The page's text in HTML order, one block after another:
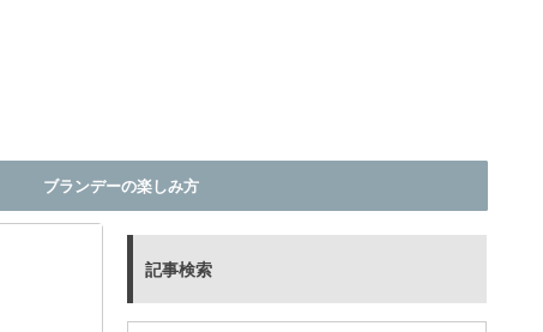
ブランデーの楽しみ方
記事検索